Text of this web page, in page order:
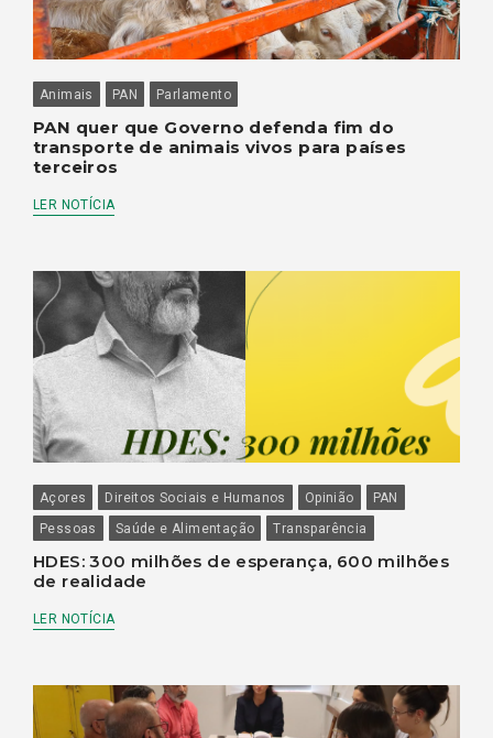
Animais PAN Parlamento
PAN quer que Governo defenda fim do
transporte de animais vivos para países
terceiros
LER NOTÍCIA
Açores Direitos Sociais e Humanos Opinião
PAN
Pessoas
Saúde e Alimentação Transparência
HDES: 300 milhões de esperança, 600 milhões
de realidade
LER NOTÍCIA